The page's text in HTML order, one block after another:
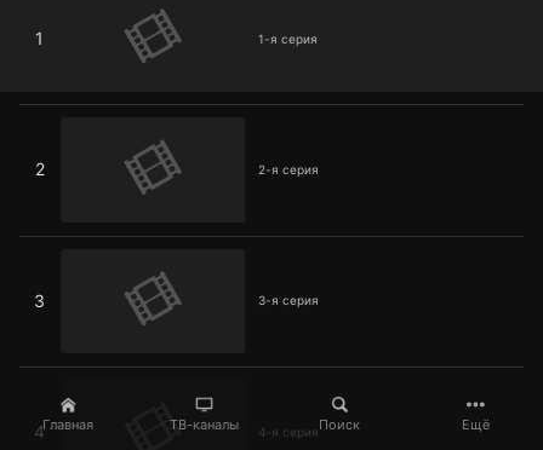
Главная ТВ-каналы Поиск Ещё
1 1-я серия
2 2-я серия
3 3-я серия
4 4-я серия